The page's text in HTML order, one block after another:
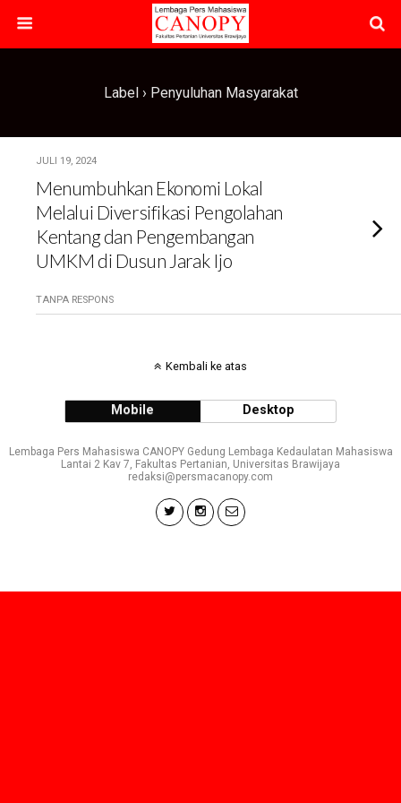
Label › Penyuluhan Masyarakat
JULI 19, 2024
Menumbuhkan Ekonomi Lokal
Melalui Diversifikasi Pengolahan
Kentang dan Pengembangan
UMKM di Dusun Jarak Ijo
TANPA RESPONS
Kembali ke atas
Mobile Desktop
Lembaga Pers Mahasiswa CANOPY Gedung Lembaga Kedaulatan Mahasiswa
Lantai 2 Kav 7, Fakultas Pertanian, Universitas Brawijaya
redaksi@persmacanopy.com